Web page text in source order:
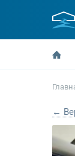
←